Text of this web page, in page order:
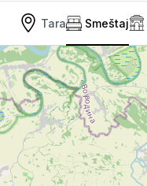
Tara Smeštaj